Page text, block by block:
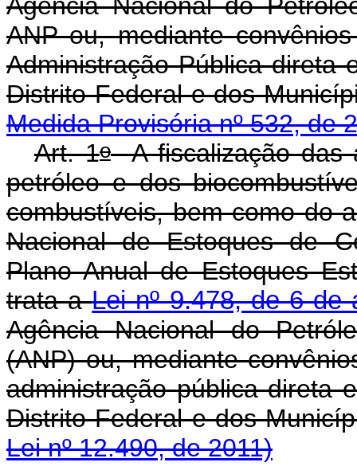
ANP ou, mediante
Administração Pública direta
Distrito Federal e
Medida Provisória nº 532, de
Art. 1oA fiscalização das
petróleo e dos
combustíveis, bem como do
Nacional de Estoques de
Plano Anual de Estoques
trata aLei nº 9.478, de 6 de
Agência Nacional do
(ANP) ou, mediante
administração pública direta
Distrito Federal e
Lei nº 12.490, de 2011)